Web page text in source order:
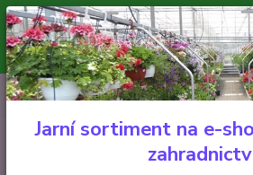
Minimální hodnota pro odeslání z
V tuto chvíli již hlavní nápor objednávek
nejpozději v následujícím týdnu po přijetí
vyřizujeme v pořadí, v
CZK
+420 602 223 614
Jarní sortiment na e-